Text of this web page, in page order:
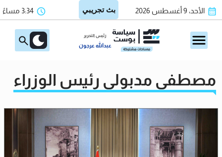
الأحد، 9 أغسطس 2026 3:34 مساءً
رئيس التحرير
عبدالله عرجون
مصطفي مدبولي رئيس الوزراء